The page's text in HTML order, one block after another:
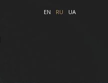
EN RU UA